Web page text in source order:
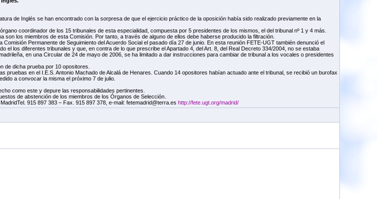
de Inglés se han encontrado con la sorpresa de que el ejercicio práctico de la oposición había sido realizado previamente en la
coordinador de los 15 tribunales de esta especialidad, compuesta por 5 presidentes de los mismos, el del tribunal nº 1 y 4 más.
los miembros de esta Comisión. Por tanto, a través de alguno de ellos debe haberse producido la filtración.
Permanente de Seguimiento del Acuerdo Social el pasado día 27 de junio. En esta reunión FETE-UGT también denunció el
el los diferentes tribunales y que, en contra de lo que prescribe el Apartado 4, del Art. 8, del Real Decreto 334/2004, no se estaba
en una Circular de 24 de mayo de 2006, se ha limitado a dar instrucciones para cambiar de tribunal a los vocales o presidentes
de dicha prueba por 10 opositores.
pruebas en el I.E.S. Antonio Machado de Alcalá de Henares. Cuando 14 opositores habían actuado ante el tribunal, se recibió un burofax
a convocar la misma el próximo 7 de julio.
como este y depure las responsabilidades pertinentes.
de abstención de los miembros de los Órganos de Selección.
915 897 383 – Fax. 915 897 378, e-mail: fetemadrid@terra.es http://fete.ugt.org/madrid/